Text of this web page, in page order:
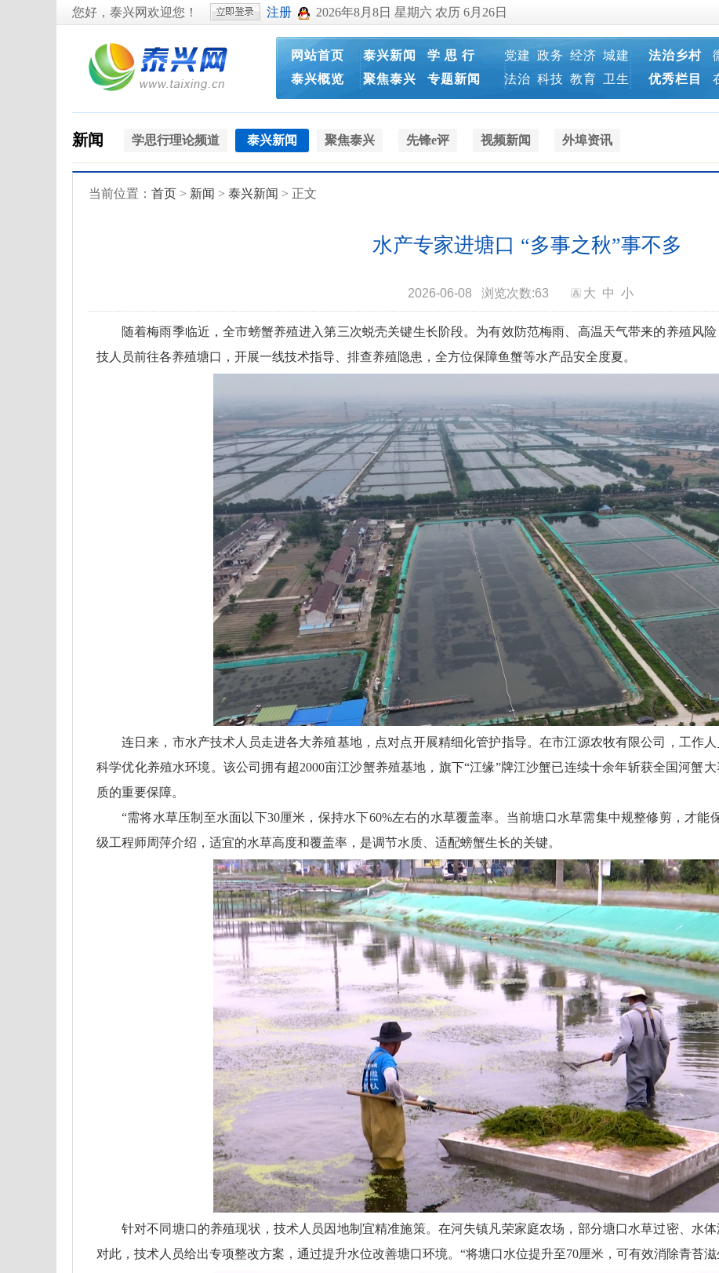
您好，泰兴网欢迎您！ 注册 2026年8月8日 星期六 农历 6月26日
网站首页
泰兴概览
泰兴新闻
学 思 行
聚焦泰兴
专题新闻
党建 政务 经济 城建
法治 科技 教育 卫生
法治乡村
优秀栏目
新闻 学思行理论频道 泰兴新闻 聚焦泰兴 先锋e评 视频新闻 外埠资讯
当前位置： 首页 > 新闻 > 泰兴新闻 > 正文
水产专家进塘口 “多事之秋”事不多
2026-06-08 浏览次数:63 大 中 小
随着梅雨季临近，全市螃蟹养殖进入第三次蜕壳关键生长阶段。为有效防范梅雨、高温天气带来的养殖风
技人员前往各养殖塘口，开展一线技术指导、排查养殖隐患，全方位保障鱼蟹等水产品安全度夏。
连日来，市水产技术人员走进各大养殖基地，点对点开展精细化管护指导。在市江源农牧有限公司，工作
科学优化养殖水环境。该公司拥有超2000亩江沙蟹养殖基地，旗下“江缘”牌江沙蟹已连续十余年斩获全国河蟹
质的重要保障。
“需将水草压制至水面以下30厘米，保持水下60%左右的水草覆盖率。当前塘口水草需集中规整修剪，才能
级工程师周萍介绍，适宜的水草高度和覆盖率，是调节水质、适配螃蟹生长的关键。
针对不同塘口的养殖现状，技术人员因地制宜精准施策。在河失镇凡荣家庭农场，部分塘口水草过密、水
对此，技术人员给出专项整改方案，通过提升水位改善塘口环境。“将塘口水位提升至70厘米，可有效消除青苔滋